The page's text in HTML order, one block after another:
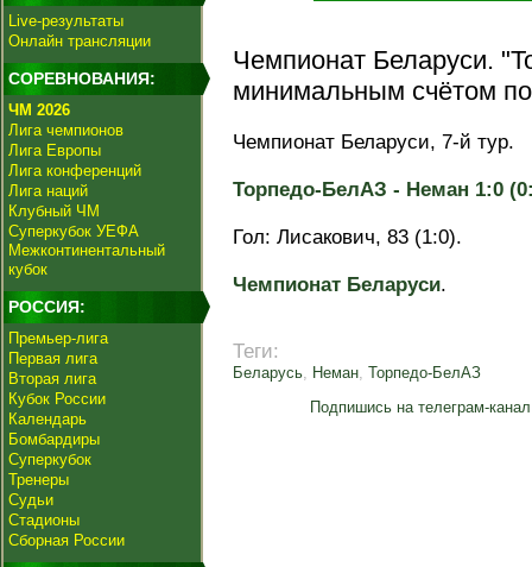
Live-результаты
Онлайн трансляции
СОРЕВНОВАНИЯ:
ЧМ 2026
Лига чемпионов
Лига Европы
Лига конференций
Лига наций
Клубный ЧМ
Суперкубок УЕФА
Межконтинентальный
кубок
РОССИЯ:
Премьер-лига
Первая лига
Вторая лига
Кубок России
Календарь
Бомбардиры
Суперкубок
Тренеры
Судьи
Стадионы
Сборная России
Чемпионат Беларуси.
минимальным счётом
Чемпионат Беларуси, 7-й тур.
Торпедо-БелАЗ - Неман 1:0
Гол: Лисакович, 83 (1:0).
Чемпионат Беларуси.
Теги:
Беларусь, Неман, Торпедо-БелАЗ
Подпишись на телеграм-